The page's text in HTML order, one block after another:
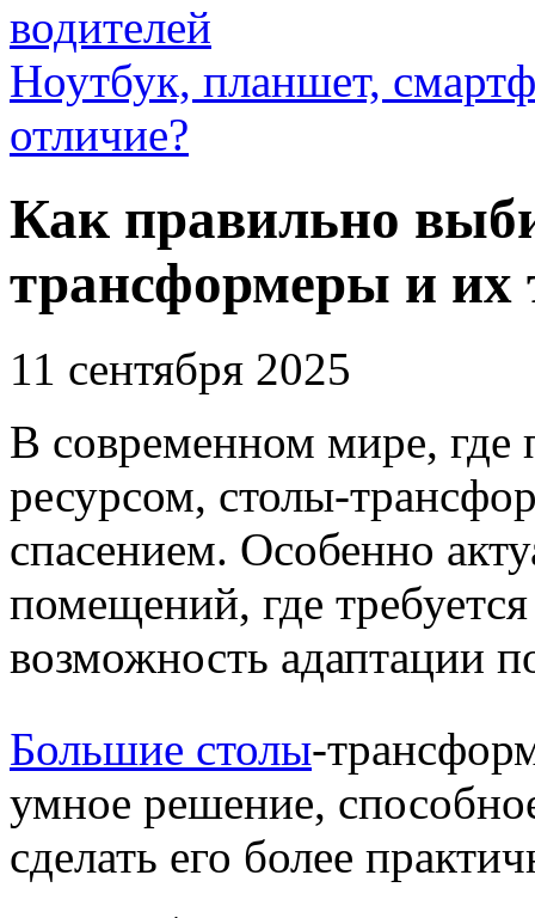
водителей
Ноутбук, планшет,
отличие?
Как правильно
трансформеры и их
11 сентября 2025
В современном мире, где
ресурсом, столы-
спасением. Особенно
помещений, где
возможность адаптации
Большие столы-
умное решение,
сделать его более